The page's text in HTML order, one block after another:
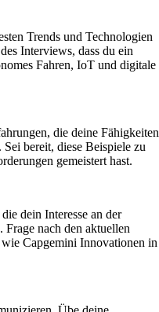
Trends und Technologien
Interviews, dass du ein
Fahren, IoT und digitale
die deine Fähigkeiten
bereit, diese Beispiele zu
gemeistert hast.
dein Interesse an der
nach den aktuellen
Capgemini Innovationen in